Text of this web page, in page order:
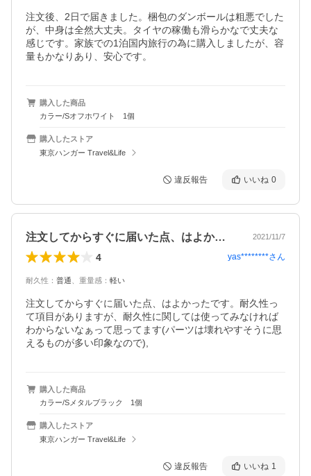
注文後、2日で届きました。梱包のダンボールは粗悪でした
が、中身は全然大丈夫。タイヤの稼働も滑らかなで丈夫な
感じです。家族での1泊国内旅行の為に購入しましたが、容
量もかなりあり、安心です。
購入した商品
カラー/Sオフホワイト 1個
購入したストア
東京ハンガー Travel&Life
違反報告 いいね 0
注文してからすぐに届いた点、はよかった… 2021/11/7
4 yas********さん
耐久性 ： 普通 重量感 ： 軽い
注文してからすぐに届いた点、はよかったです。耐久性っ
て項目がありますが、耐久性に関しては使ってみなければ
わからないなぁって思ってます(パーツは壊れやすそうに思
えるものが多い印象なので),
購入した商品
カラー/Sメタルブラック 1個
購入したストア
東京ハンガー Travel&Life
違反報告 いいね 1